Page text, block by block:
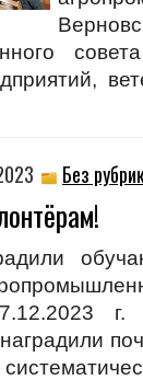
Без